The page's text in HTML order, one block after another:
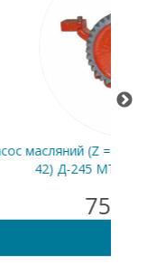
к / в Z =
во БЗА)